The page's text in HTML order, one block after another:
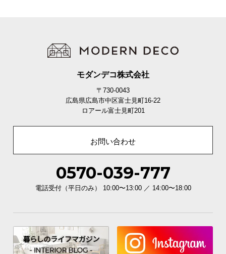
モダンデコ株式会社
〒730-0043
広島県広島市中区富士見町16-22
ロアール富士見町201
お問い合わせ
0570-039-777
電話受付（平日のみ） 10:00〜13:00 ／ 14:00〜18:00